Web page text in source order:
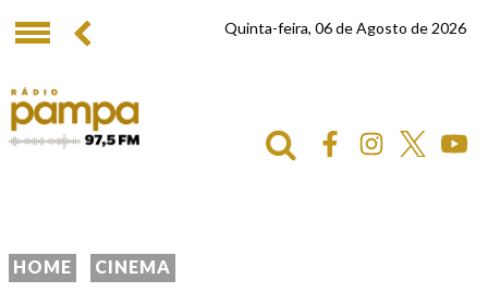
Quinta-feira, 06 de Agosto de 2026
HOME CINEMA